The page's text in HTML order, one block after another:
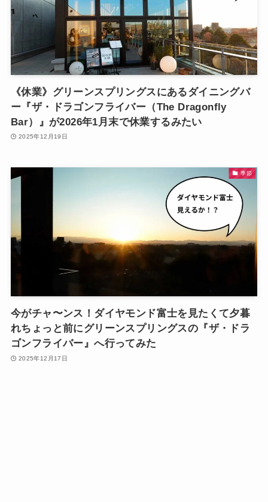
《休業》グリーンスプリングスにあるダイニングバ
ー『ザ・ドラゴンフライバー（The Dragonfly
Bar）』が2026年1月末で休業するみたい
2025年12月19日
季節
今がチャ〜ンス！ダイヤモンド富士を見たくて夕暮
れちょっと前にグリーンスプリングスの『ザ・ドラ
ゴンフライバー』へ行ってみた
2025年12月17日